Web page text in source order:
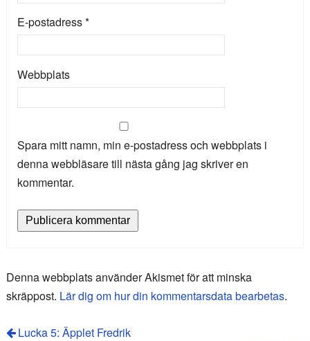
E-postadress*
Webbplats
Spara mitt namn, min e-postadress och webbplats i
denna webbläsare till nästa gång jag skriver en
kommentar.
Denna webbplats använder Akismet för att minska
skräppost. Lär dig om hur din kommentarsdata bearbetas.
Lucka 5: Äpplet Fredrik